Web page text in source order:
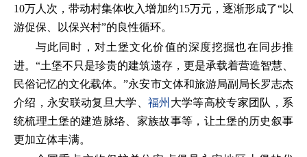
10万人次，带动村集体收入增加约15万元，逐渐形成了“以
游促保、以保兴村”的良性循环。
与此同时，对土堡文化价值的深度挖掘也在同步推
进。“土堡不只是珍贵的建筑遗存，更是承载着营造智慧、
民俗记忆的文化载体。”永安市文体和旅游局副局长罗志杰
介绍，永安联动复旦大学、 福州 大学等高校专家团队，系
统梳理土堡的建造脉络、家族故事等，让土堡的历史叙事
更加立体丰满。